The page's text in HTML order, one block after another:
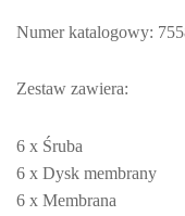
Numer katalogowy:
Zestaw zawiera:
6 x Śruba
6 x Dysk membrany
6 x Membrana